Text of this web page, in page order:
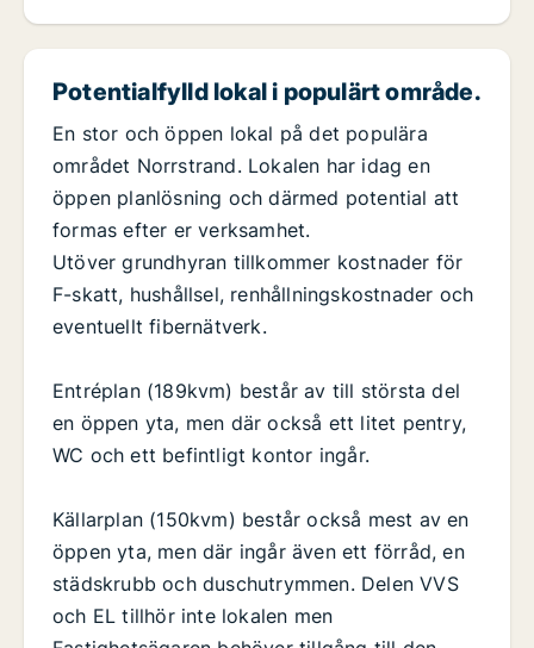
Potentialfylld lokal i populärt område.
En stor och öppen lokal på det populära
området Norrstrand. Lokalen har idag en
öppen planlösning och därmed potential att
formas efter er verksamhet.
Utöver grundhyran tillkommer kostnader för
F-skatt, hushållsel, renhållningskostnader och
eventuellt fibernätverk.
Entréplan (189kvm) består av till största del
en öppen yta, men där också ett litet pentry,
WC och ett befintligt kontor ingår.
Källarplan (150kvm) består också mest av en
öppen yta, men där ingår även ett förråd, en
städskrubb och duschutrymmen. Delen VVS
och EL tillhör inte lokalen men